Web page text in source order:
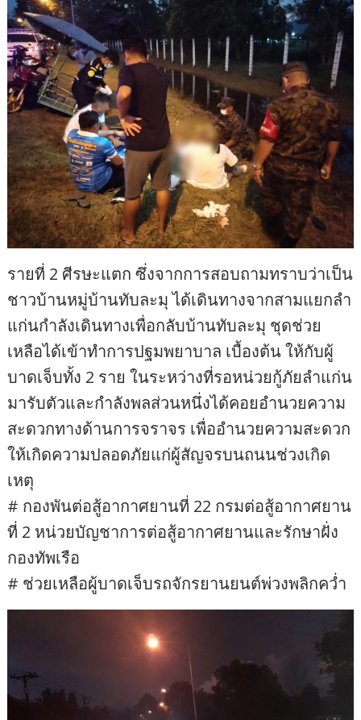
รายที่ 2 ศีรษะแตก ซึ่งจากการสอบถามทราบว่าเป็น
ชาวบ้านหมู่บ้านทับละมุ ได้เดินทางจากสามแยกลำ
แก่นกำลังเดินทางเพื่อกลับบ้านทับละมุ ชุดช่วย
เหลือได้เข้าทำการปฐมพยาบาล เบื้องต้น ให้กับผู้
บาดเจ็บทั้ง 2 ราย ในระหว่างที่รอหน่วยกู้ภัยลำแก่น
มารับตัวและกำลังพลส่วนหนึ่งได้คอยอำนวยความ
สะดวกทางด้านการจราจร เพื่ออำนวยความสะดวก
ให้เกิดความปลอดภัยแก่ผู้สัญจรบนถนนช่วงเกิด
เหตุ
# กองพันต่อสู้อากาศยานที่ 22 กรมต่อสู้อากาศยาน
ที่ 2 หน่วยบัญชาการต่อสู้อากาศยานและรักษาฝั่ง
กองทัพเรือ
# ช่วยเหลือผู้บาดเจ็บรถจักรยานยนต์พ่วงพลิกคว่ำ